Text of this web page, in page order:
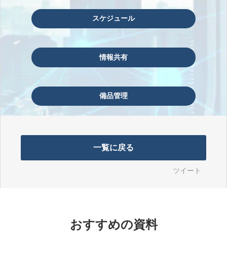
スケジュール
情報共有
備品管理
一覧に戻る
ツイート
おすすめの資料